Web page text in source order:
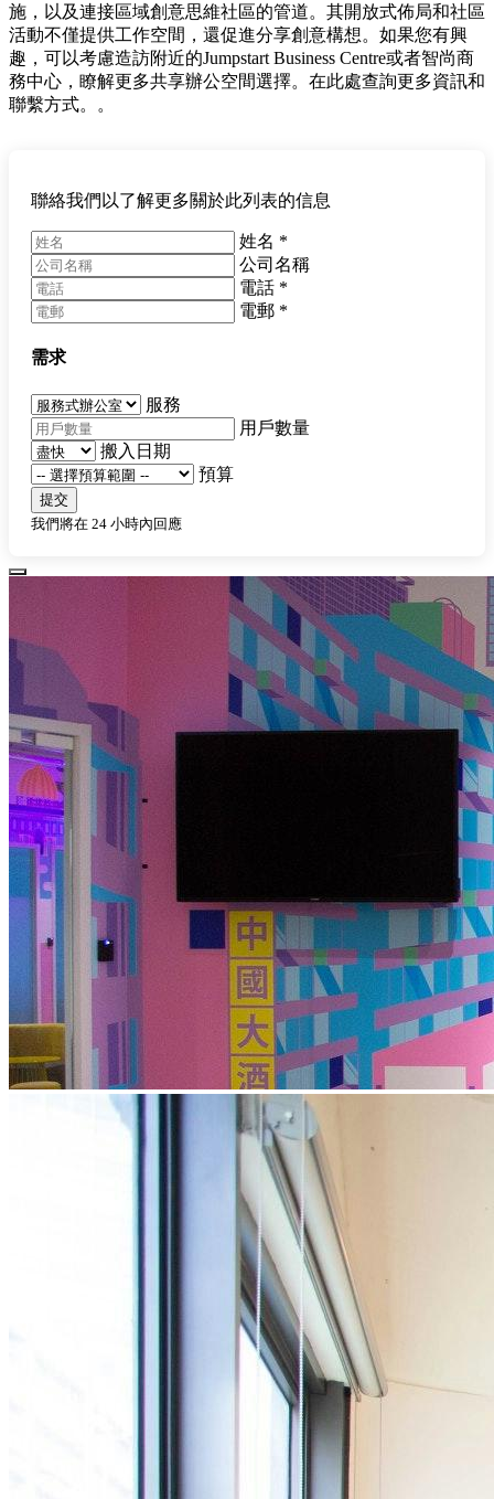
施，以及連接區域創意思維社區的管道。其開放式佈局和社區
活動不僅提供工作空間，還促進分享創意構想。如果您有興
趣，可以考慮造訪附近的Jumpstart Business Centre或者智尚商
務中心，瞭解更多共享辦公空間選擇。在此處查詢更多資訊和
聯繫方式。。
聯絡我們以了解更多關於此列表的信息
姓名 *
公司名稱
電話 *
電郵 *
需求
服務
用戶數量
搬入日期
預算
提交
我們將在 24 小時內回應